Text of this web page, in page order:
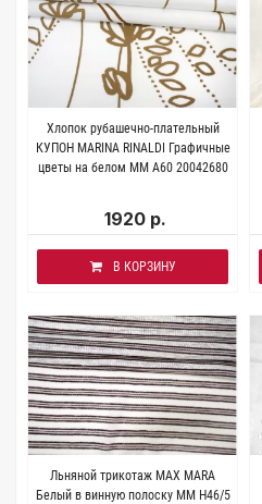
Хлопок рубашечно-плательный
КУПОН MARINA RINALDI Графичные
цветы на белом MM A60 20042680
1920 р.
В КОРЗИНУ
Льняной трикотаж MAX MARA
Белый в винную полоску MM H46/5